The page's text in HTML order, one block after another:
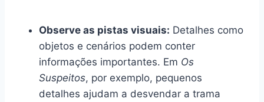
Observe as pistas visuais: Detalhes como
objetos e cenários podem conter
informações importantes. Em Os
Suspeitos, por exemplo, pequenos
detalhes ajudam a desvendar a trama